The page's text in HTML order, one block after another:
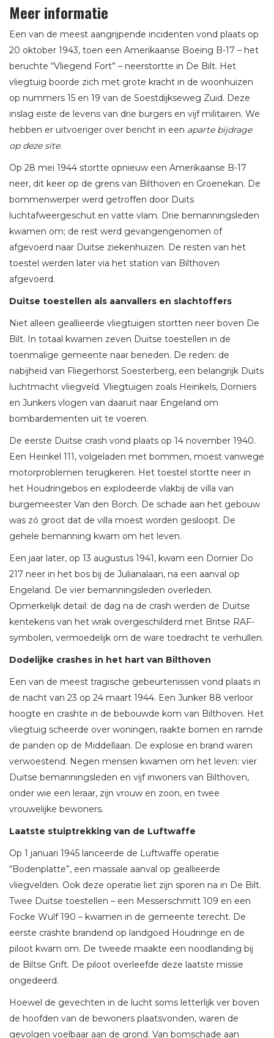
Meer informatie
Een van de meest aangrijpende incidenten vond plaats op
20 oktober 1943, toen een Amerikaanse Boeing B-17 – het
beruchte “Vliegend Fort” – neerstortte in De Bilt. Het
vliegtuig boorde zich met grote kracht in de woonhuizen
op nummers 15 en 19 van de Soestdijkseweg Zuid. Deze
inslag eiste de levens van drie burgers en vijf militairen. We
hebben er uitvoeriger over bericht in een aparte bijdrage
op deze site.
Op 28 mei 1944 stortte opnieuw een Amerikaanse B-17
neer, dit keer op de grens van Bilthoven en Groenekan. De
bommenwerper werd getroffen door Duits
luchtafweergeschut en vatte vlam. Drie bemanningsleden
kwamen om; de rest werd gevangengenomen of
afgevoerd naar Duitse ziekenhuizen. De resten van het
toestel werden later via het station van Bilthoven
afgevoerd.
Duitse toestellen als aanvallers en slachtoffers
Niet alleen geallieerde vliegtuigen stortten neer boven De
Bilt. In totaal kwamen zeven Duitse toestellen in de
toenmalige gemeente naar beneden. De reden: de
nabijheid van Fliegerhorst Soesterberg, een belangrijk Duits
luchtmacht vliegveld. Vliegtuigen zoals Heinkels, Dorniers
en Junkers vlogen van daaruit naar Engeland om
bombardementen uit te voeren.
De eerste Duitse crash vond plaats op 14 november 1940.
Een Heinkel 111, volgeladen met bommen, moest vanwege
motorproblemen terugkeren. Het toestel stortte neer in
het Houdringebos en explodeerde vlakbij de villa van
burgemeester Van den Borch. De schade aan het gebouw
was zó groot dat de villa moest worden gesloopt. De
gehele bemanning kwam om het leven.
Een jaar later, op 13 augustus 1941, kwam een Dornier Do
217 neer in het bos bij de Julianalaan, na een aanval op
Engeland. De vier bemanningsleden overleden.
Opmerkelijk detail: de dag na de crash werden de Duitse
kentekens van het wrak overgeschilderd met Britse RAF-
symbolen, vermoedelijk om de ware toedracht te verhullen.
Dodelijke crashes in het hart van Bilthoven
Een van de meest tragische gebeurtenissen vond plaats in
de nacht van 23 op 24 maart 1944. Een Junker 88 verloor
hoogte en crashte in de bebouwde kom van Bilthoven. Het
vliegtuig scheerde over woningen, raakte bomen en ramde
de panden op de Middellaan. De explosie en brand waren
verwoestend. Negen mensen kwamen om het leven: vier
Duitse bemanningsleden en vijf inwoners van Bilthoven,
onder wie een leraar, zijn vrouw en zoon, en twee
vrouwelijke bewoners.
Laatste stuiptrekking van de Luftwaffe
Op 1 januari 1945 lanceerde de Luftwaffe operatie
“Bodenplatte”, een massale aanval op geallieerde
vliegvelden. Ook deze operatie liet zijn sporen na in De Bilt.
Twee Duitse toestellen – een Messerschmitt 109 en een
Focke Wulf 190 – kwamen in de gemeente terecht. De
eerste crashte brandend op landgoed Houdringe en de
piloot kwam om. De tweede maakte een noodlanding bij
de Biltse Grift. De piloot overleefde deze laatste missie
ongedeerd.
Hoewel de gevechten in de lucht soms letterlijk ver boven
de hoofden van de bewoners plaatsvonden, waren de
gevolgen voelbaar aan de grond. Van bomschade aan